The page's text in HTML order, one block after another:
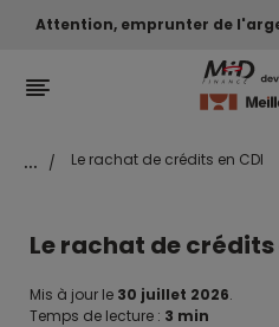
Attention, emprunter de

... / Le rachat de crédits en CDI
Le rachat de crédits
Mis à jour le 30 juillet 2026.
Temps de lecture : 3 min